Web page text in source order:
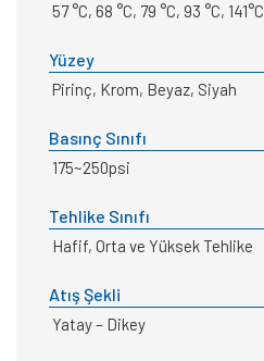
57 °C, 68 °C, 79 °C, 93 °C, 141°C
Yüzey
Pirinç, Krom, Beyaz, Siyah
Basınç Sınıfı
175~250psi
Tehlike Sınıfı
Hafif, Orta ve Yüksek Tehlike
Atış Şekli
Yatay – Dikey